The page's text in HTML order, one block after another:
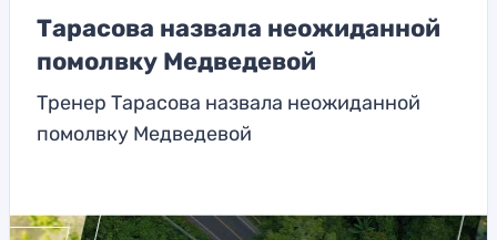
Тарасова назвала неожиданной
помолвку Медведевой
Тренер Тарасова назвала неожиданной
помолвку Медведевой